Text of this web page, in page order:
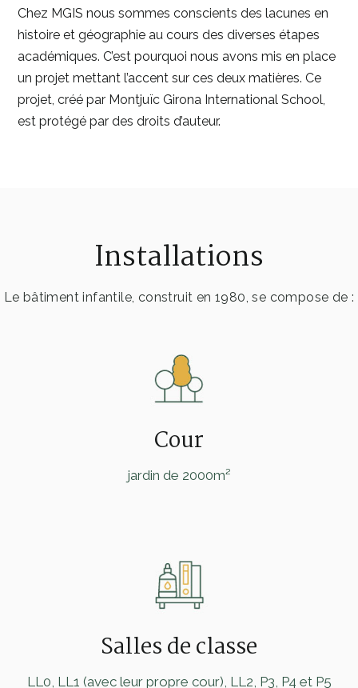
Chez MGIS nous sommes conscients des lacunes en
histoire et géographie au cours des diverses étapes
académiques. C’est pourquoi nous avons mis en place
un projet mettant l’accent sur ces deux matières. Ce
projet, créé par Montjuïc Girona International School,
est protégé par des droits d’auteur.
Installations
Le bâtiment infantile, construit en 1980, se compose de :
Cour
jardin de 2000m²
Salles de classe
LL0, LL1 (avec leur propre cour), LL2, P3, P4 et P5